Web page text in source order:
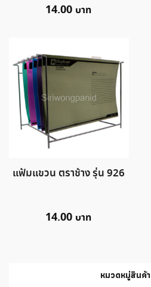
14.00
แฟ้มแขวน ตราช้าง รุ่น 926
14.00
หมวดหมู่สินค้า